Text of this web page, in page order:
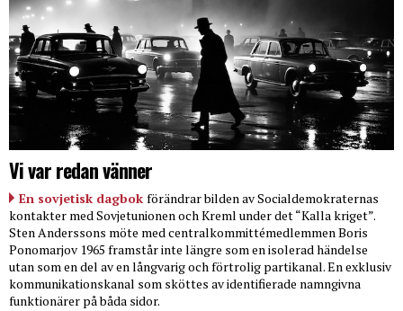
Vi var redan vänner
En sovjetisk dagbok förändrar bilden av Socialdemokraternas
kontakter med Sovjetunionen och Kreml under det “Kalla kriget”.
Sten Anderssons möte med centralkommittémedlemmen Boris
Ponomarjov 1965 framstår inte längre som en isolerad händelse
utan som en del av en långvarig och förtrolig partikanal. En exklusiv
kommunikationskanal som sköttes av identifierade namngivna
funktionärer på båda sidor.